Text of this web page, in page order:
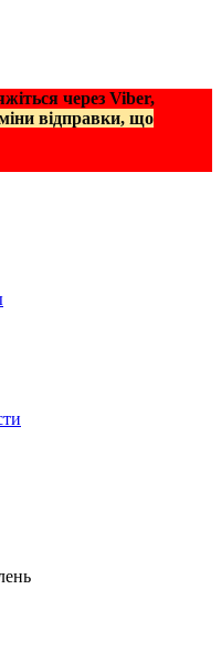
через Viber,
відправки, що